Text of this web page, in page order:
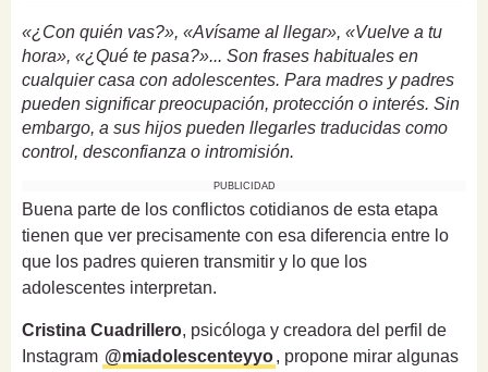
«¿Con quién vas?», «Avísame al llegar», «Vuelve a tu
hora», «¿Qué te pasa?»... Son frases habituales en
cualquier casa con adolescentes. Para madres y padres
pueden significar preocupación, protección o interés. Sin
embargo, a sus hijos pueden llegarles traducidas como
control, desconfianza o intromisión.
PUBLICIDAD
Buena parte de los conflictos cotidianos de esta etapa
tienen que ver precisamente con esa diferencia entre lo
que los padres quieren transmitir y lo que los
adolescentes interpretan.
Cristina Cuadrillero, psicóloga y creadora del perfil de
Instagram @miadolescenteyyo, propone mirar algunas